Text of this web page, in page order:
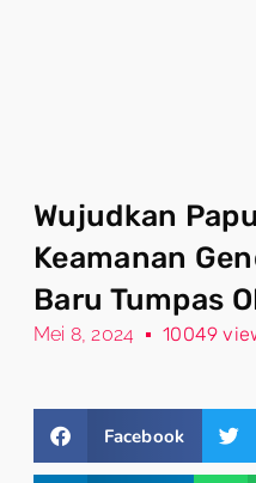
Wujudkan
Keamanan
Baru Tumpas
Mei 8, 2024 10049
Facebook